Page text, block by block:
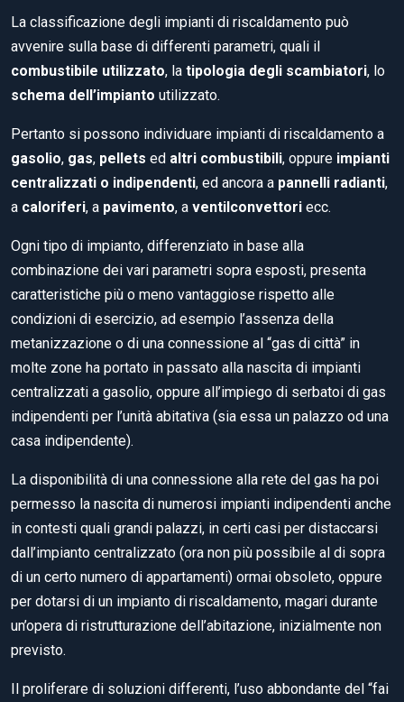
La classificazione degli impianti di riscaldamento può
avvenire sulla base di differenti parametri, quali il
combustibile utilizzato, la tipologia degli scambiatori, lo
schema dell’impianto utilizzato.
Pertanto si possono individuare impianti di riscaldamento a
gasolio, gas, pellets ed altri combustibili, oppure impianti
centralizzati o indipendenti, ed ancora a pannelli radianti,
a caloriferi, a pavimento, a ventilconvettori ecc.
Ogni tipo di impianto, differenziato in base alla
combinazione dei vari parametri sopra esposti, presenta
caratteristiche più o meno vantaggiose rispetto alle
condizioni di esercizio, ad esempio l’assenza della
metanizzazione o di una connessione al “gas di città” in
molte zone ha portato in passato alla nascita di impianti
centralizzati a gasolio, oppure all’impiego di serbatoi di gas
indipendenti per l’unità abitativa (sia essa un palazzo od una
casa indipendente).
La disponibilità di una connessione alla rete del gas ha poi
permesso la nascita di numerosi impianti indipendenti anche
in contesti quali grandi palazzi, in certi casi per distaccarsi
dall’impianto centralizzato (ora non più possibile al di sopra
di un certo numero di appartamenti) ormai obsoleto, oppure
per dotarsi di un impianto di riscaldamento, magari durante
un’opera di ristrutturazione dell’abitazione, inizialmente non
previsto.
Il proliferare di soluzioni differenti, l’uso abbondante del “fai